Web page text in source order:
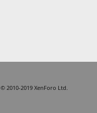
© 2010-2019 XenForo Ltd.